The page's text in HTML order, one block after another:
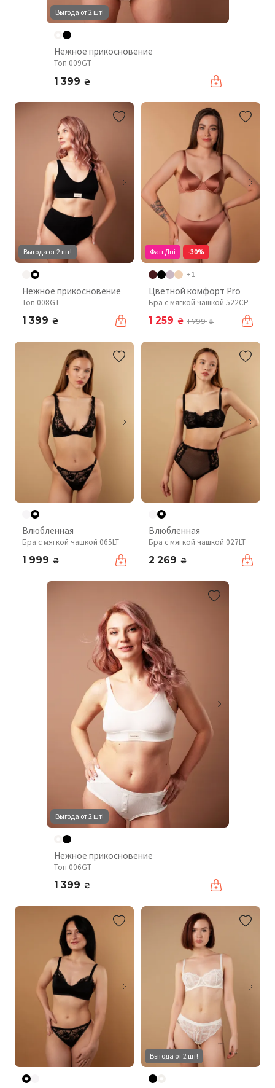
Выгода от 2 шт!
Нежное прикосновение
Топ 009GT
1 399 ₴
Выгода от 2 шт!
Нежное прикосновение
Топ 008GT
1 399 ₴
Фан Дні -30%
+1
Цветной комфорт Pro
Бра с мягкой чашкой 522CP
1 259 ₴ 1 799₴
Влюбленная
Бра с мягкой чашкой 065LT
1 999 ₴
Влюбленная
Бра с мягкой чашкой 027LT
2 269 ₴
Выгода от 2 шт!
Нежное прикосновение
Топ 006GT
1 399 ₴
Выгода от 2 шт!